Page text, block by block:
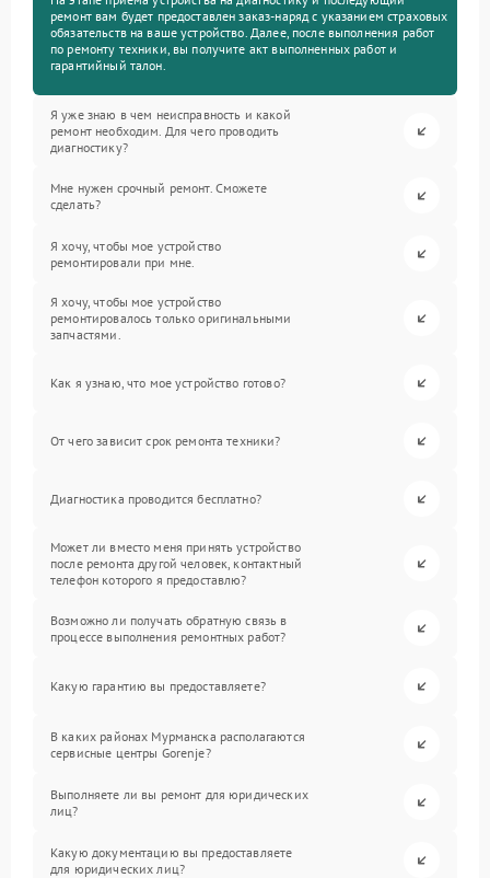
ремонт вам будет предоставлен заказ-наряд с указанием страховых
обязательств на ваше устройство. Далее, после выполнения работ
по ремонту техники, вы получите акт выполненных работ и
гарантийный талон.
Я уже знаю в чем неисправность и какой
ремонт необходим. Для чего проводить
диагностику?
Мне нужен срочный ремонт. Сможете
сделать?
Я хочу, чтобы мое устройство
ремонтировали при мне.
Я хочу, чтобы мое устройство
ремонтировалось только оригинальными
запчастями.
Как я узнаю, что мое устройство готово?
От чего зависит срок ремонта техники?
Диагностика проводится бесплатно?
Может ли вместо меня принять устройство
после ремонта другой человек, контактный
телефон которого я предоставлю?
Возможно ли получать обратную связь в
процессе выполнения ремонтных работ?
Какую гарантию вы предоставляете?
В каких районах Мурманска располагаются
сервисные центры Gorenje?
Выполняете ли вы ремонт для юридических
лиц?
Какую документацию вы предоставляете
для юридических лиц?